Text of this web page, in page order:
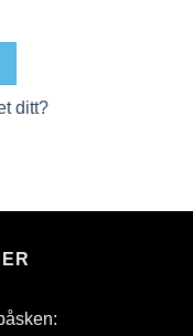
ditt?